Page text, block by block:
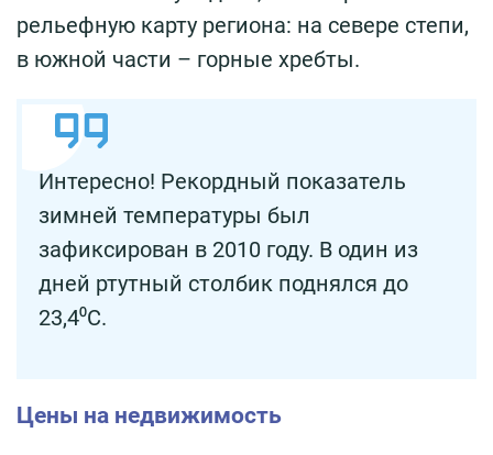
рельефную карту региона: на севере степи,
в южной части – горные хребты.
Интересно! Рекордный показатель
зимней температуры был
зафиксирован в 2010 году. В один из
дней ртутный столбик поднялся до
23,4⁰С.
Цены на недвижимость